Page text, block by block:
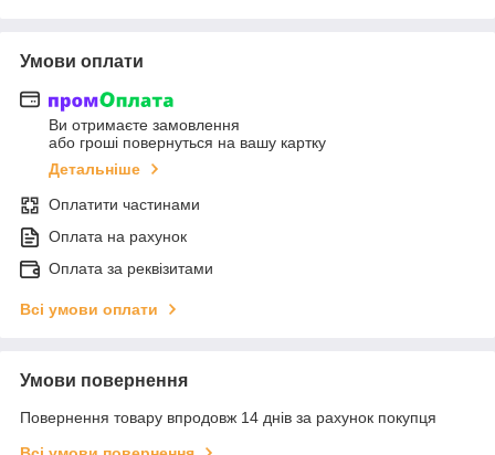
Умови оплати
Ви отримаєте замовлення
або гроші повернуться на вашу картку
Детальніше
Оплатити частинами
Оплата на рахунок
Оплата за реквізитами
Всі умови оплати
Умови повернення
Повернення товару впродовж 14 днів за рахунок покупця